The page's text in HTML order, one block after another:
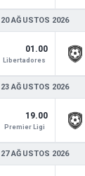
20 AĞUSTOS 2026
01.00
Libertadores
23 AĞUSTOS 2026
19.00
Premier Ligi
27 AĞUSTOS 2026